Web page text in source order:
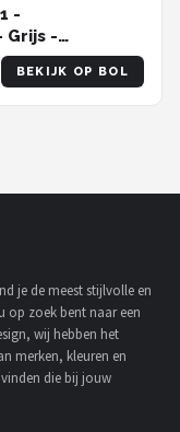
-
Grijs -
BEKIJK OP BOL
je de meest stijlvolle en
op zoek bent naar een
wij hebben het
merken, kleuren en
die bij jouw